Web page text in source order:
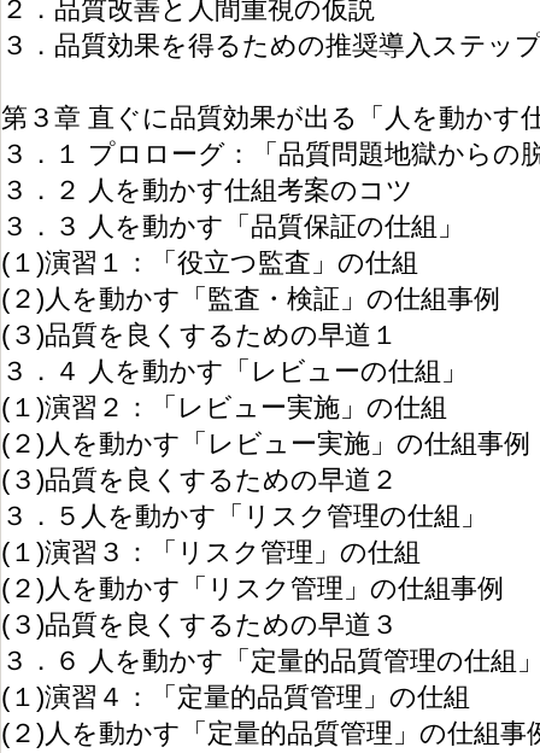
２．品質改善と人間重視の仮説
３．品質効果を得るための推奨導入ステッ
第３章 直ぐに品質効果が出る「人を動かす
３．１ プロローグ：「品質問題地獄からの
３．２ 人を動かす仕組考案のコツ
３．３ 人を動かす「品質保証の仕組」
(１)演習１：「役立つ監査」の仕組
(２)人を動かす「監査・検証」の仕組事例
(３)品質を良くするための早道１
３．４ 人を動かす「レビューの仕組」
(１)演習２：「レビュー実施」の仕組
(２)人を動かす「レビュー実施」の仕組事例
(３)品質を良くするための早道２
３．５人を動かす「リスク管理の仕組」
(１)演習３：「リスク管理」の仕組
(２)人を動かす「リスク管理」の仕組事例
(３)品質を良くするための早道３
３．６ 人を動かす「定量的品質管理の仕組
(１)演習４：「定量的品質管理」の仕組
(２)人を動かす「定量的品質管理」の仕組事